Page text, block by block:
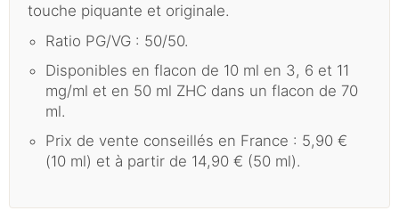
touche piquante et originale.
Ratio PG/VG : 50/50.
Disponibles en flacon de 10 ml en 3, 6 et 11
mg/ml et en 50 ml ZHC dans un flacon de 70
ml.
Prix de vente conseillés en France : 5,90 €
(10 ml) et à partir de 14,90 € (50 ml).